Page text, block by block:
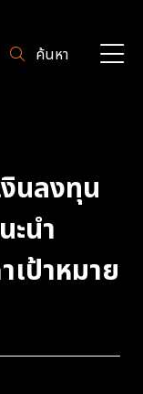
ค้นหา
นลงทุน
ะนำ
ป้าหมาย